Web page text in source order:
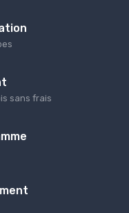
sans frais